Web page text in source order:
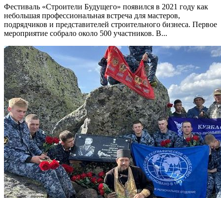
Фестиваль «Строители Будущего» появился в 2021 году как
небольшая профессиональная встреча для мастеров,
подрядчиков и представителей строительного бизнеса. Первое
мероприятие собрало около 500 участников. В...